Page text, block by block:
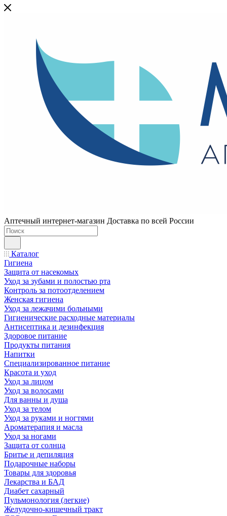
Аптечный интернет-магазин Доставка по всей России
Каталог
Гигиена
Защита от насекомых
Уход за зубами и полостью рта
Контроль за потоотделением
Женская гигиена
Уход за лежачими больными
Гигиенические расходные материалы
Антисептика и дезинфекция
Здоровое питание
Продукты питания
Напитки
Специализированное питание
Красота и уход
Уход за лицом
Уход за волосами
Для ванны и душа
Уход за телом
Уход за руками и ногтями
Ароматерапия и масла
Уход за ногами
Защита от солнца
Бритье и депиляция
Подарочные наборы
Товары для здоровья
Лекарства и БАД
Диабет сахарный
Пульмонология (легкие)
Желудочно-кишечный тракт